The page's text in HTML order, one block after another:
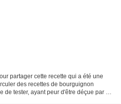
partager cette recette qui a été une
des recettes de bourguignon
de tester, ayant peur d'être déçue par un